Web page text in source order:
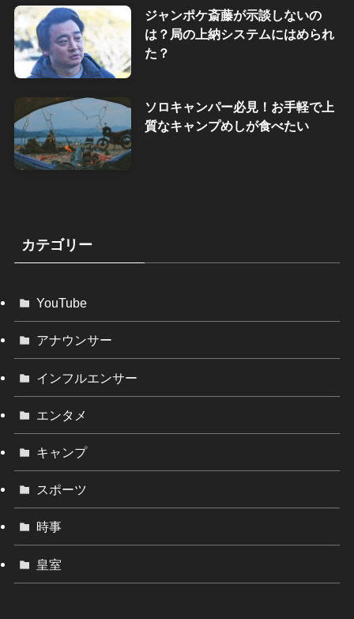
ジャンポケ斎藤が示談しないの
は？局の上納システムにはめられ
た？
ソロキャンパー必見！お手軽で上
質なキャンプめしが食べたい
カテゴリー
YouTube
アナウンサー
インフルエンサー
エンタメ
キャンプ
スポーツ
時事
皇室